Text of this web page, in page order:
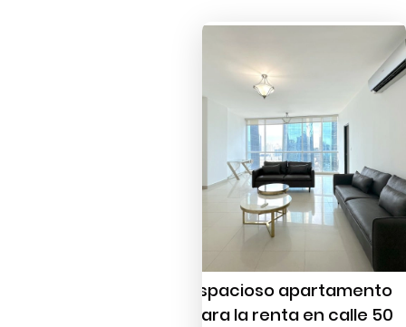
Espacioso apartamento
para la renta en calle 50